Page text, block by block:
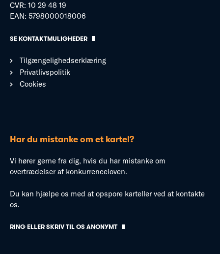
CVR: 10 29 48 19
EAN: 5798000018006
SE KONTAKTMULIGHEDER
Tilgængelighedserklæring
Privatlivspolitik
Cookies
Har du mistanke om et kartel?
Vi hører gerne fra dig, hvis du har mistanke om
overtrædelser af konkurrenceloven.
Du kan hjælpe os med at opspore karteller ved at kontakte
os.
RING ELLER SKRIV TIL OS ANONYMT